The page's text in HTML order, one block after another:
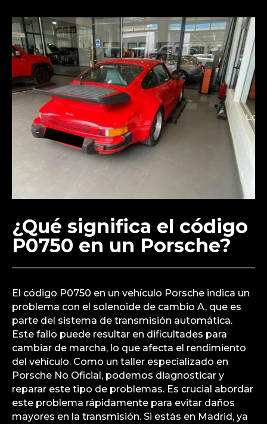
¿Qué significa el código
P0750 en un Porsche?
El código P0750 en un vehículo Porsche indica un
problema con el solenoide de cambio A, que es
parte del sistema de transmisión automática.
Este fallo puede resultar en dificultades para
cambiar de marcha, lo que afecta el rendimiento
del vehículo. Como un taller especializado en
Porsche No Oficial, podemos diagnosticar y
reparar este tipo de problemas. Es crucial abordar
este problema rápidamente para evitar daños
mayores en la transmisión. Si estás en Madrid, ya